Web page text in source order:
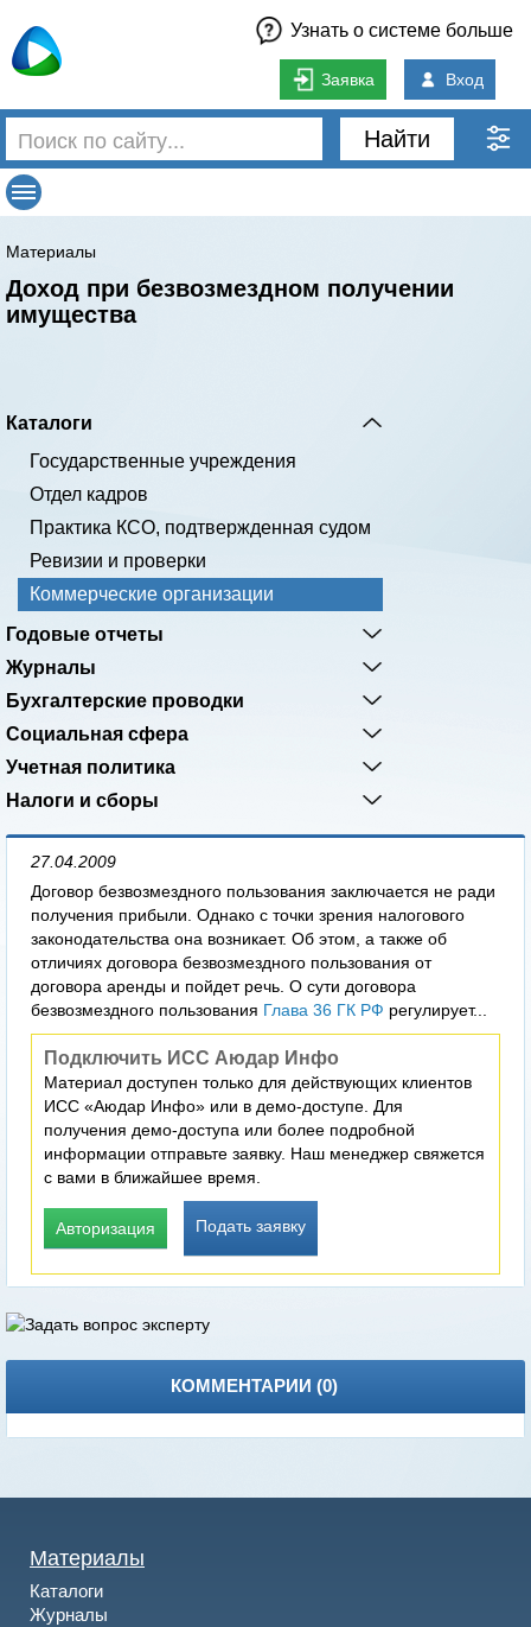
Узнать о системе больше
Заявка Вход
Найти
Материалы
Доход при безвозмездном получении
имущества
Каталоги
Государственные учреждения
Отдел кадров
Практика КСО, подтвержденная судом
Ревизии и проверки
Коммерческие организации
Годовые отчеты
Журналы
Бухгалтерские проводки
Социальная сфера
Учетная политика
Налоги и сборы
27.04.2009
Договор безвозмездного пользования заключается не ради
получения прибыли. Однако с точки зрения налогового
законодательства она возникает. Об этом, а также об
отличиях договора безвозмездного пользования от
договора аренды и пойдет речь. О сути договора
безвозмездного пользования Глава 36 ГК РФ регулирует...
Подключить ИСС Аюдар Инфо
Материал доступен только для действующих клиентов
ИСС «Аюдар Инфо» или в демо-доступе. Для
получения демо-доступа или более подробной
информации отправьте заявку. Наш менеджер свяжется
с вами в ближайшее время.
Авторизация Подать заявку
КОММЕНТАРИИ (0)
Материалы
Каталоги
Журналы